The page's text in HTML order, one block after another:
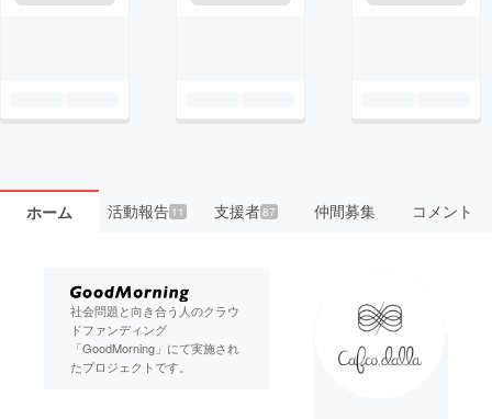
ホーム 活動報告11 支援者87 仲間募集 コメント
社会問題と向き合う人のクラウ
ドファンディング
「GoodMorning」にて実施され
たプロジェクトです。